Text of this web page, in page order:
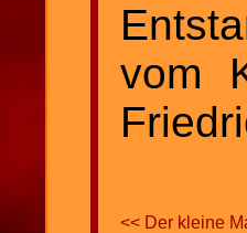
vom
<< Der kleine